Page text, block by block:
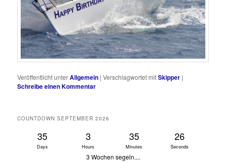
Veröffentlicht unterAllgemein |Verschlagwortet mitSkipper |
Schreibe einen Kommentar
COUNTDOWN SEPTEMBER 2026
35
Days
3
Hours
35
Minutes
26
Seconds
3 Wochen segeln....